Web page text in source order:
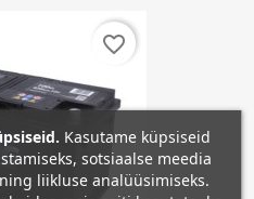
favorite_border
Kasutame küpsiseid
sotsiaalse meedia
liikluse analüüsimiseks.